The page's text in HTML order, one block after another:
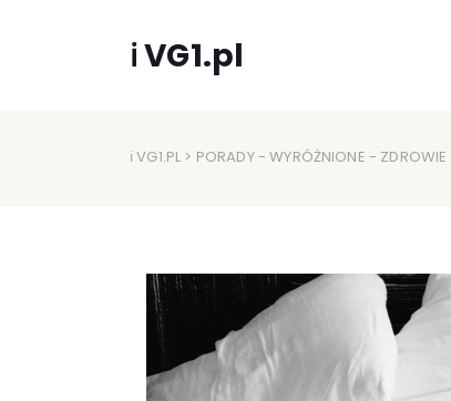
ℹ VG1.pl
ℹ VG1.PL > PORADY-WYRÓŻNIONE - ZDROWIE